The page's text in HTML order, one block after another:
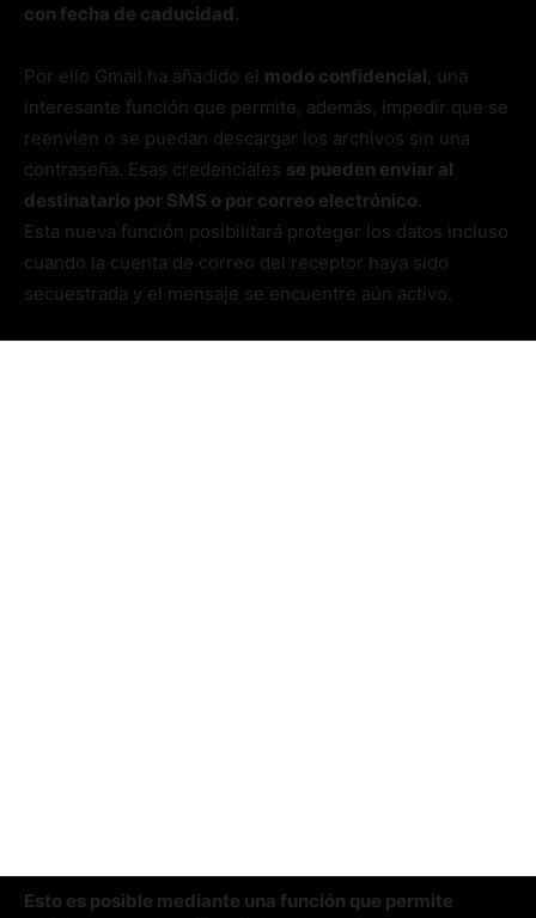
con fecha de caducidad
Por ello Gmail ha añadido el modo confidencial , una
interesante función que permite, además, impedir que se
reenvíen o se puedan descargar los archivos sin una
contraseña. Esas credenciales se pueden enviar al
destinatario por SMS o por correo electrónico
Esta nueva función posibilitará proteger los datos incluso
cuando la cuenta de correo del receptor haya sido
secuestrada y el mensaje se encuentre aún activo.
Esto es posible mediante una función que permite